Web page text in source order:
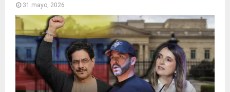
31 mayo, 2026